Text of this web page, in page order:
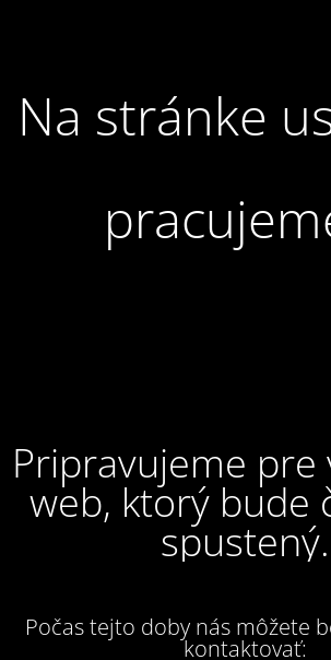
Na stránke
Pripravujeme pre
web, ktorý bude
spustený.
Počas tejto doby nás môžete
kontaktovať: